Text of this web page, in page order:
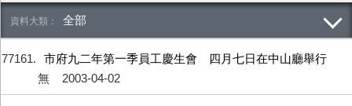
全部
77161
市府九二年第一季員工慶生會 四月七日在中山廳舉行
無
2003-04-02